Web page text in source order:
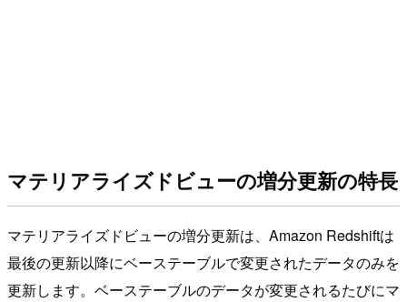
マテリアライズドビューの増分更新の特長
マテリアライズドビューの増分更新は、Amazon Redshiftは
最後の更新以降にベーステーブルで変更されたデータのみを
更新します。ベーステーブルのデータが変更されるたびにマ